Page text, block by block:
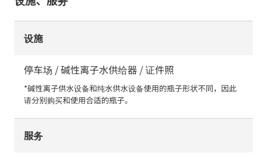
设施
停车场 / 碱性离子水供给器 / 证件照
*碱性离子供水设备和纯水供水设备使用的瓶子形状不同，因此
请分别购买和使用合适的瓶子。
服务